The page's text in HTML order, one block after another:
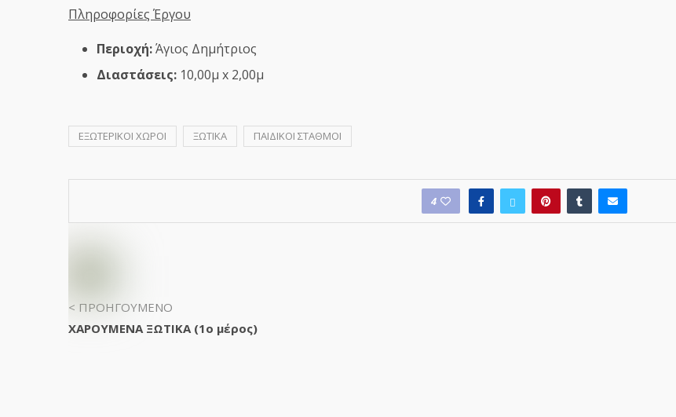
Πληροφορίες Έργου
Περιοχή:Άγιος Δημήτριος
Διαστάσεις: 10,00μ x 2,00μ
ΕΞΩΤΕΡΙΚΟΙ ΧΩΡΟΙ ΞΩΤΙΚΑ ΠΑΙΔΙΚΟΙ ΣΤΑΘΜΟΙ
4
< ΠΡΟΗΓΟΥΜΕΝΟ
ΧΑΡΟΥΜΕΝΑ ΞΩΤΙΚΑ (1o μέρος)